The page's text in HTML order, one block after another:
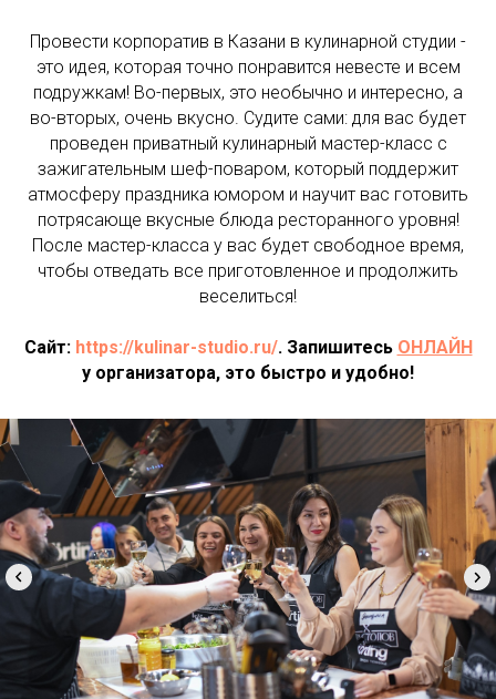
Провести корпоратив в Казани в кулинарной студии -
это идея, которая точно понравится невесте и всем
подружкам! Во-первых, это необычно и интересно, а
во-вторых, очень вкусно. Судите сами: для вас будет
проведен приватный кулинарный мастер-класс с
зажигательным шеф-поваром, который поддержит
атмосферу праздника юмором и научит вас готовить
потрясающе вкусные блюда ресторанного уровня!
После мастер-класса у вас будет свободное время,
чтобы отведать все приготовленное и продолжить
веселиться!
Сайт: https://kulinar-studio.ru/. Запишитесь ОНЛАЙН
у организатора, это быстро и удобно!